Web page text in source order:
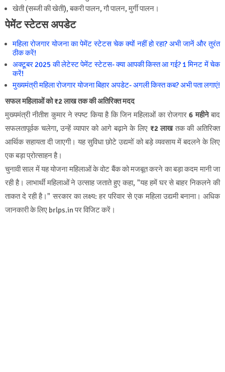
खेती (सब्जी की खेती), बकरी पालन, गौ पालन, मुर्गी पालन।
पेमेंट स्टेटस अपडेट
महिला रोजगार योजना का पेमेंट स्टेटस चेक क्यों नहीं हो रहा? अभी जानें और तुरंत
ठीक करें!
अक्टूबर 2025 की लेटेस्ट पेमेंट स्टेटस- क्या आपकी किस्त आ गई? 1 मिनट में चेक
करें!
मुख्यमंत्री महिला रोजगार योजना बिहार अपडेट- अगली किस्त कब? अभी पता लगाएं!
सफल महिलाओं को ₹2 लाख तक की अतिरिक्त मदद
मुख्यमंत्री नीतीश कुमार ने स्पष्ट किया है कि जिन महिलाओं का रोजगार6 महीनेबाद
सफलतापूर्वक चलेगा, उन्हें व्यापार को आगे बढ़ाने के लिए ₹2 लाखतक की अतिरिक्त
आर्थिक सहायता दी जाएगी। यह सुविधा छोटे उद्यमों को बड़े व्यवसाय में बदलने के लिए
एक बड़ा प्रोत्साहन है।
चुनावी साल में यह योजना महिलाओं के वोट बैंक को मजबूत करने का बड़ा कदम मानी जा
रही है। लाभार्थी महिलाओं ने उत्साह जताते हुए कहा, "यह हमें घर से बाहर निकलने की
ताकत दे रही है।" सरकार का लक्ष्य: हर परिवार से एक महिला उद्यमी बनाना। अधिक
जानकारी के लिए brlps.in पर विजिट करें।